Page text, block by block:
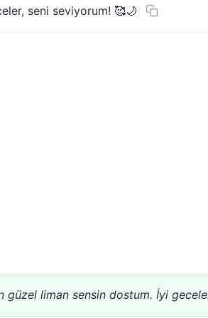
seni seviyorum! 🥰🌙
güzel liman sensin dostum. İyi